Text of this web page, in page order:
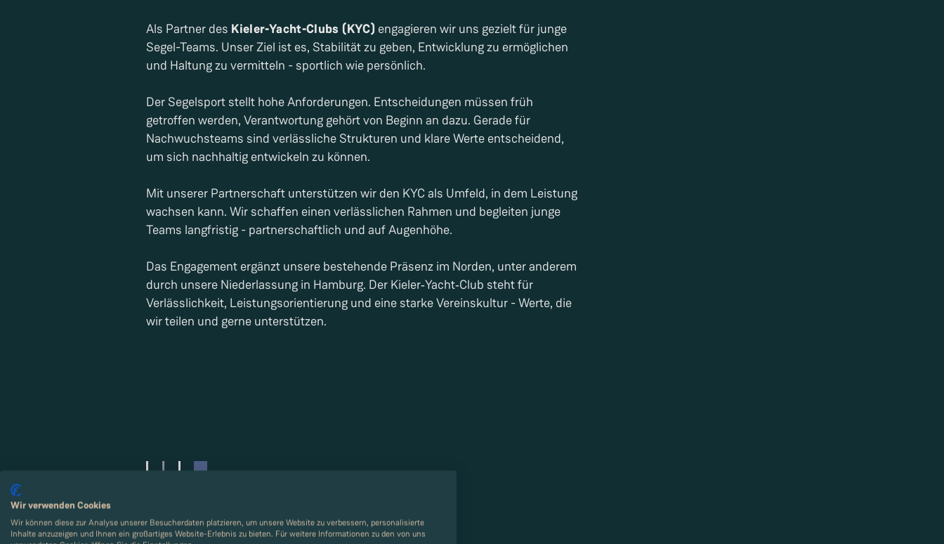
Als Partner des Kieler-Yacht-Clubs (KYC) engagieren wir uns gezielt für junge
Segel-Teams. Unser Ziel ist es, Stabilität zu geben, Entwicklung zu ermöglichen
und Haltung zu vermitteln - sportlich wie persönlich.
Der Segelsport stellt hohe Anforderungen. Entscheidungen müssen früh
getroffen werden, Verantwortung gehört von Beginn an dazu. Gerade für
Nachwuchsteams sind verlässliche Strukturen und klare Werte entscheidend,
um sich nachhaltig entwickeln zu können.
Mit unserer Partnerschaft unterstützen wir den KYC als Umfeld, in dem Leistung
wachsen kann. Wir schaffen einen verlässlichen Rahmen und begleiten junge
Teams langfristig - partnerschaftlich und auf Augenhöhe.
Das Engagement ergänzt unsere bestehende Präsenz im Norden, unter anderem
durch unsere Niederlassung in Hamburg. Der Kieler‑Yacht‑Club steht für
Verlässlichkeit, Leistungsorientierung und eine starke Vereinskultur - Werte, die
wir teilen und gerne unterstützen.
Wir verwenden Cookies
Wir können diese zur Analyse unserer Besucherdaten platzieren, um unsere Website zu verbessern, personalisierte
Inhalte anzuzeigen und Ihnen ein großartiges Website-Erlebnis zu bieten. Für weitere Informationen zu den von uns